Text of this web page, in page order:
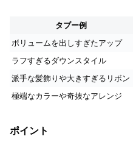
タブー例
ボリュームを出しすぎたアップ
ラフすぎるダウンスタイル
派手な髪飾りや大きすぎるリボン
極端なカラーや奇抜なアレンジ
ポイント